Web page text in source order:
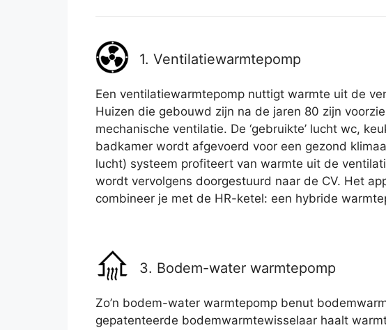
1. Ventilatiewarmtepomp
Een ventilatiewarmtepomp nuttigt warmte uit de
Huizen die gebouwd zijn na de jaren 80 zijn
mechanische ventilatie. De ‘gebruikte’ lucht wc,
badkamer wordt afgevoerd voor een gezond
lucht) systeem profiteert van warmte uit de
wordt vervolgens doorgestuurd naar de CV. Het
combineer je met de HR-ketel: een hybride
3. Bodem-water warmtepomp
Zo’n bodem-water warmtepomp benut
gepatenteerde bodemwarmtewisselaar haalt